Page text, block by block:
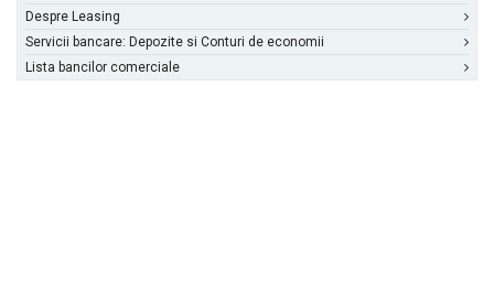
Despre Leasing
Servicii bancare: Depozite si Conturi de economii
Lista bancilor comerciale